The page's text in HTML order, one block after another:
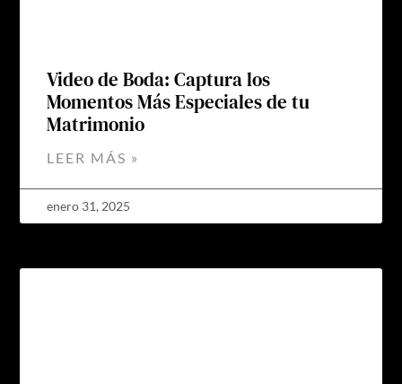
Video de Boda: Captura los
Momentos Más Especiales de tu
Matrimonio
LEER MÁS »
enero 31, 2025